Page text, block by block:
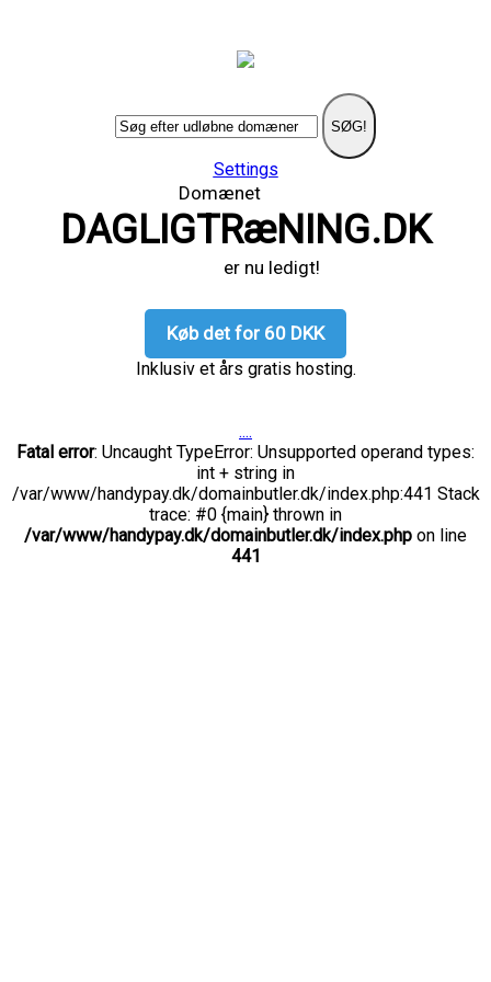
SØG!
Settings
Domænet
DAGLIGTRæNING.DK
er nu ledigt!
Køb det for 60 DKK
Inklusiv et års gratis hosting.
....
Fatal error: Uncaught TypeError: Unsupported operand types:
int + string in
/var/www/handypay.dk/domainbutler.dk/index.php:441 Stack
trace: #0 {main} thrown in
/var/www/handypay.dk/domainbutler.dk/index.php on line
441